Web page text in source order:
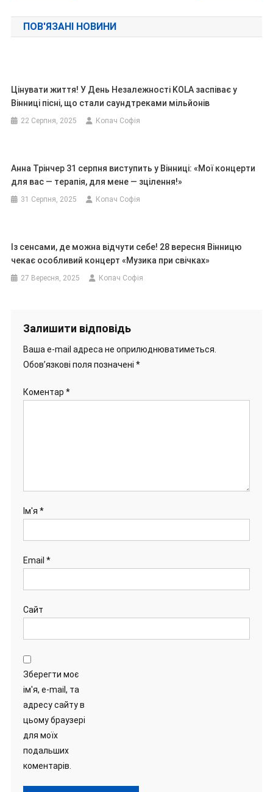
записів
ПОВ'ЯЗАНІ НОВИНИ
Цінувати життя! У День Незалежності KOLA заспіває у
Вінниці пісні, що стали саундтреками мільйонів
22 Серпня, 2025 Копач Софія
Анна Трінчер 31 серпня виступить у Вінниці: «Мої концерти
для вас — терапія, для мене — зцілення!»
31 Серпня, 2025 Копач Софія
Із сенсами, де можна відчути себе! 28 вересня Вінницю
чекає особливий концерт «Музика при свічках»
27 Вересня, 2025 Копач Софія
Залишити відповідь
Ваша e-mail адреса не оприлюднюватиметься.
Обов’язкові поля позначені *
Коментар *
Ім'я *
Email *
Сайт
Зберегти моє
ім'я, e-mail, та
адресу сайту в
цьому браузері
для моїх
подальших
коментарів.